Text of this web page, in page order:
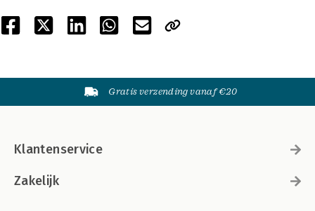
Gratis verzending vanaf €20
Klantenservice
Zakelijk